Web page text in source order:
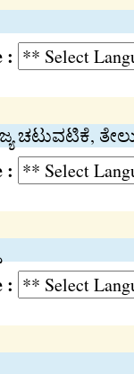
:
ಚಟುವಟಿಕೆ,
:
: